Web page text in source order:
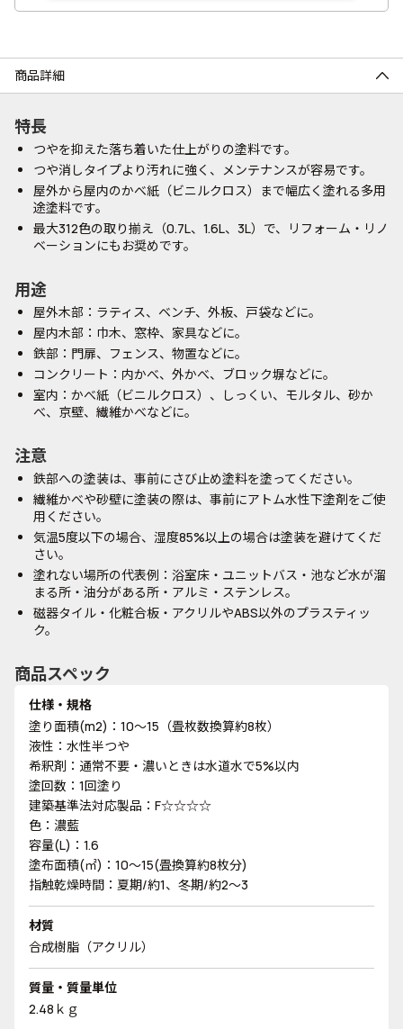
商品詳細
特長
つやを抑えた落ち着いた仕上がりの塗料です。
つや消しタイプより汚れに強く、メンテナンスが容易です。
屋外から屋内のかべ紙（ビニルクロス）まで幅広く塗れる多用
途塗料です。
最大312色の取り揃え（0.7L、1.6L、3L）で、リフォーム・リノ
ベーションにもお奨めです。
用途
屋外木部：ラティス、ベンチ、外板、戸袋などに。
屋内木部：巾木、窓枠、家具などに。
鉄部：門扉、フェンス、物置などに。
コンクリート：内かべ、外かべ、ブロック塀などに。
室内：かべ紙（ビニルクロス）、しっくい、モルタル、砂か
べ、京壁、繊維かべなどに。
注意
鉄部への塗装は、事前にさび止め塗料を塗ってください。
繊維かべや砂壁に塗装の際は、事前にアトム水性下塗剤をご使
用ください。
気温5度以下の場合、湿度85%以上の場合は塗装を避けてくだ
さい。
塗れない場所の代表例：浴室床・ユニットバス・池など水が溜
まる所・油分がある所・アルミ・ステンレス。
磁器タイル・化粧合板・アクリルやABS以外のプラスティッ
ク。
商品スペック
仕様・規格
塗り面積(m2)：10～15（畳枚数換算約8枚）
液性：水性半つや
希釈剤：通常不要・濃いときは水道水で5%以内
塗回数：1回塗り
建築基準法対応製品：F☆☆☆☆
色：濃藍
容量(L)：1.6
塗布面積(㎡)：10～15(畳換算約8枚分)
指触乾燥時間：夏期/約1、冬期/約2～3
材質
合成樹脂（アクリル）
質量・質量単位
2.48ｋｇ